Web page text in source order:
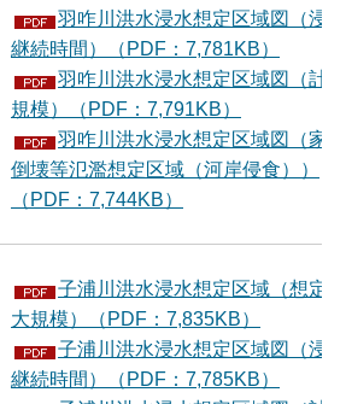
羽咋川洪水浸水想定区域図（浸水
継続時間）（PDF：7,781KB）
羽咋川洪水浸水想定区域図（計画
規模）（PDF：7,791KB）
羽咋川洪水浸水想定区域図（家屋
倒壊等氾濫想定区域（河岸侵食））
（PDF：7,744KB）
子浦川洪水浸水想定区域（想定最
大規模）（PDF：7,835KB）
子浦川洪水浸水想定区域図（浸水
継続時間）（PDF：7,785KB）